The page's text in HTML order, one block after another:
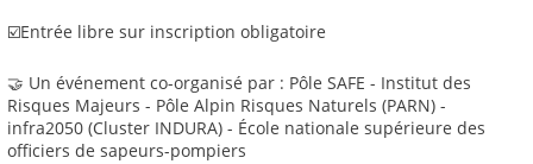
☑️Entrée libre sur inscription obligatoire
🤝 Un événement co-organisé par : Pôle SAFE - Institut des
Risques Majeurs - Pôle Alpin Risques Naturels (PARN) -
infra2050 (Cluster INDURA) - École nationale supérieure des
officiers de sapeurs-pompiers